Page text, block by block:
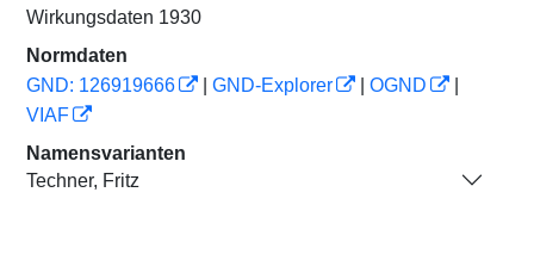
Wirkungsdaten 1930
Normdaten
GND: 126919666
GND-Explorer OGND
VIAF
Namensvarianten
Techner, Fritz